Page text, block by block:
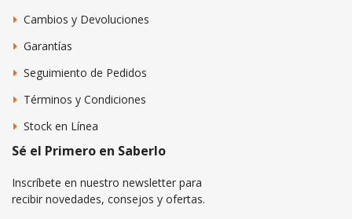
Cambios y Devoluciones
Garantías
Seguimiento de Pedidos
Términos y Condiciones
Stock en Línea
Sé el Primero en Saberlo
Inscríbete en nuestro newsletter para
recibir novedades, consejos y ofertas.